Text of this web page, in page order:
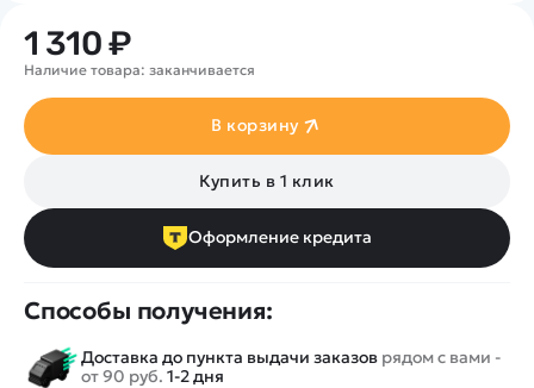
1 310 ₽
Наличие товара: заканчивается
В корзину
Купить в 1 клик
Оформление кредита
Способы получения:
Доставка до пункта выдачи заказов рядом с вами -
от 90 руб. 1-2 дня
Самолеты
Сборные модели
Детские электромобили
Спецтехника
Запчасти для моделей
Аренда Квадрокоптеров
Покупка в кредит
Помощь
Отследить заказ
Оплата на сайте